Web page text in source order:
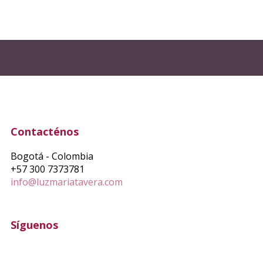
Contacténos
Bogotá - Colombia
+57 300 7373781
info@luzmariatavera.com
Síguenos